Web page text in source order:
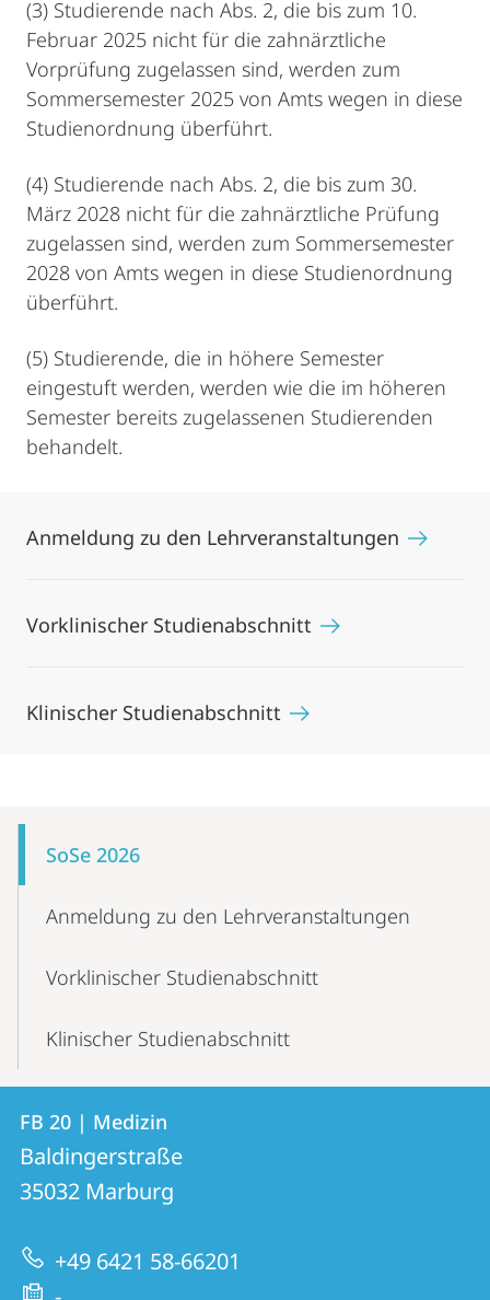
(3) Studierende nach Abs. 2, die bis zum 10.
Februar 2025 nicht für die zahnärztliche
Vorprüfung zugelassen sind, werden zum
Sommersemester 2025 von Amts wegen in diese
Studienordnung überführt.
(4) Studierende nach Abs. 2, die bis zum 30.
März 2028 nicht für die zahnärztliche Prüfung
zugelassen sind, werden zum Sommersemester
2028 von Amts wegen in diese Studienordnung
überführt.
(5) Studierende, die in höhere Semester
eingestuft werden, werden wie die im höheren
Semester bereits zugelassenen Studierenden
behandelt.
Anmeldung zu den Lehrveranstaltungen
Vorklinischer Studienabschnitt
Klinischer Studienabschnitt
NavigationSoSe 2026
Anmeldung zu den Lehrveranstaltungen
Vorklinischer Studienabschnitt
Klinischer Studienabschnitt
Kontakt
und
Informationen
zur
Website
Kontaktinformationen
FB
20
|
Medizin
FB 20 | Medizin
Baldingerstraße
35032 Marburg
+49 6421 58-66201